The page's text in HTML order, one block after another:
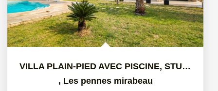
VILLA PLAIN-PIED AVEC PISCINE, STUDIO INDÉPENDANT ET GRAND...
, Les pennes mirabeau